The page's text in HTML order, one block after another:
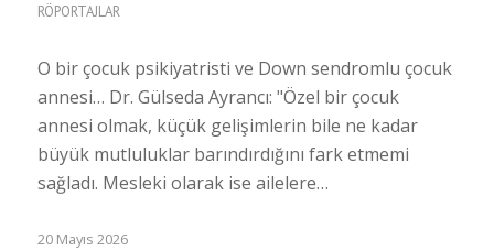
RÖPORTAJLAR
O bir çocuk psikiyatristi ve Down sendromlu çocuk
annesi… Dr. Gülseda Ayrancı: "Özel bir çocuk
annesi olmak, küçük gelişimlerin bile ne kadar
büyük mutluluklar barındırdığını fark etmemi
sağladı. Mesleki olarak ise ailelere…
20 Mayıs 2026